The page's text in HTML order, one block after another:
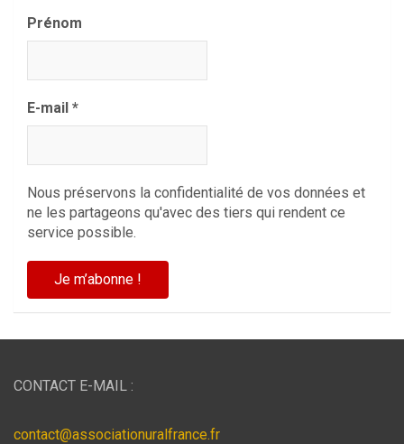
Prénom
E-mail *
Nous préservons la confidentialité de vos données et
ne les partageons qu'avec des tiers qui rendent ce
service possible.
CONTACT E-MAIL :
contact@associationuralfrance.fr